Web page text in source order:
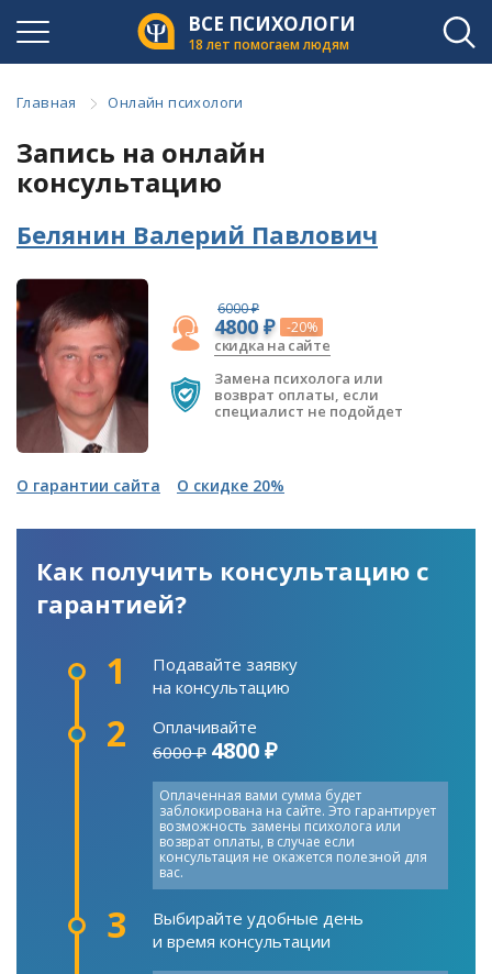
ВСЕ ПСИХОЛОГИ
18 лет помогаем людям
Главная Онлайн психологи
Запись на онлайн
консультацию
Белянин Валерий Павлович
6000 ₽
4800 ₽ -20%
скидка на сайте
Замена психолога или
возврат оплаты, если
специалист не подойдет
О гарантии сайта О скидке 20%
Как получить консультацию с
гарантией?
1
Подавайте заявку
на консультацию
2
Оплачивайте
6000 ₽ 4800 ₽
Оплаченная вами сумма будет
заблокирована на сайте. Это гарантирует
возможность замены психолога или
возврат оплаты, в случае если
консультация не окажется полезной для
вас.
3
Выбирайте удобные день
и время консультации